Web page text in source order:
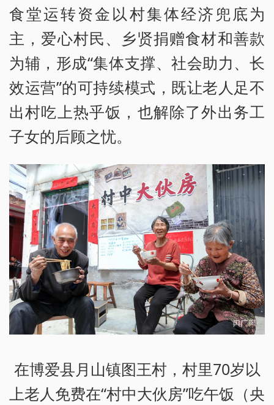
食堂运转资金以村集体经济兜底为
主，爱心村民、乡贤捐赠食材和善款
为辅，形成“集体支撑、社会助力、长
效运营”的可持续模式，既让老人足不
出村吃上热乎饭，也解除了外出务工
子女的后顾之忧。
在博爱县月山镇图王村，村里70岁以
上老人免费在“村中大伙房”吃午饭（央